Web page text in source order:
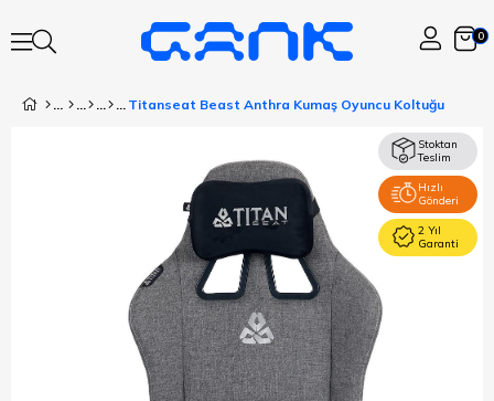
0
Titanseat Beast Anthra Kumaş Oyuncu Koltuğu
Stoktan
Teslim
Hızlı
Gönderi
2 Yıl
Garanti